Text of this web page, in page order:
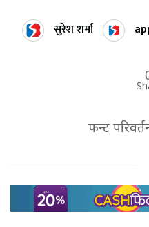
सुरेश शर्मा
फन्ट